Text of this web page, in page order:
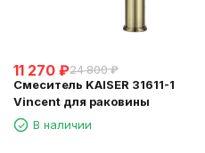
11 270 ₽24 800 ₽
Смеситель KAISER 31611-1
Vincent для раковины
В наличии